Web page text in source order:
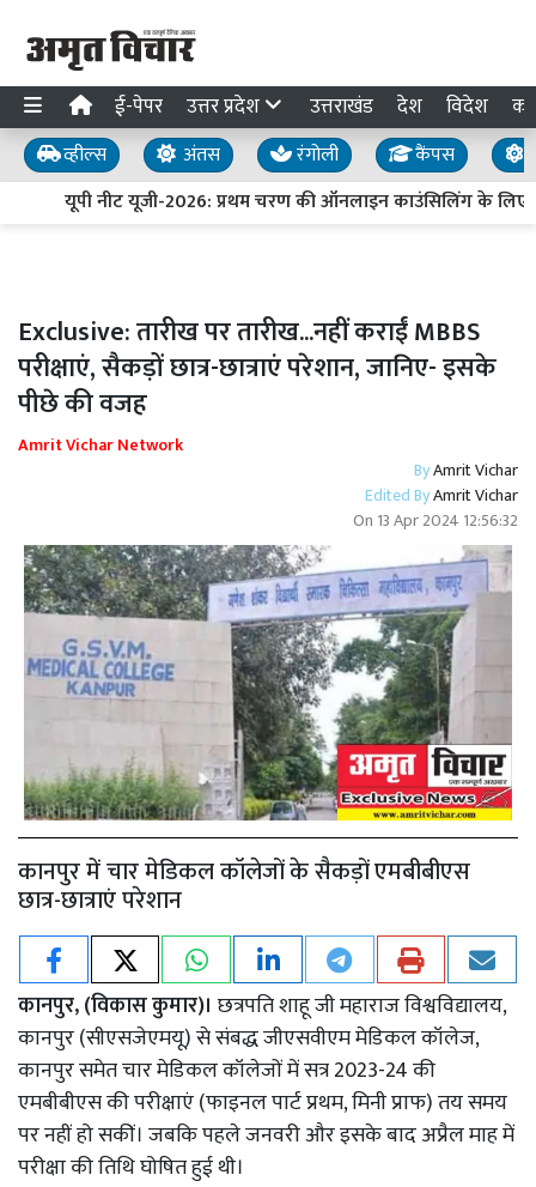
ई-पेपर उत्तर प्रदेश उत्तराखंड देश विदेश
व्हील्स अंतस रंगोली कैंपस
यूपी नीट यूजी-2026: प्रथम चरण की ऑनलाइन काउंसिलिंग के लिए
Exclusive: तारीख पर तारीख...नहीं कराईं MBBS
परीक्षाएं, सैकड़ों छात्र-छात्राएं परेशान, जानिए- इसके
पीछे की वजह
Amrit Vichar Network
ByAmrit Vichar
Edited ByAmrit Vichar
On 13 Apr 2024 12:56:32
कानपुर में चार मेडिकल कॉलेजों के सैकड़ों एमबीबीएस
छात्र-छात्राएं परेशान
कानपुर, (विकास कुमार)। छत्रपति शाहू जी महाराज विश्वविद्यालय,
कानपुर (सीएसजेएमयू) से संबद्ध जीएसवीएम मेडिकल कॉलेज,
कानपुर समेत चार मेडिकल कॉलेजों में सत्र 2023-24 की
एमबीबीएस की परीक्षाएं (फाइनल पार्ट प्रथम, मिनी प्राफ) तय समय
पर नहीं हो सकीं। जबकि पहले जनवरी और इसके बाद अप्रैल माह में
परीक्षा की तिथि घोषित हुई थी।